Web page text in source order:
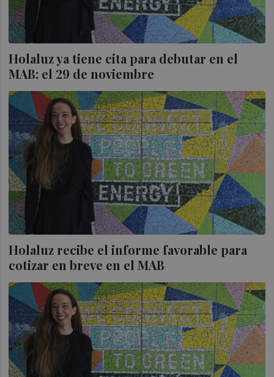
Holaluz ya tiene cita para debutar en el
MAB: el 29 de noviembre
Holaluz recibe el informe favorable para
cotizar en breve en el MAB